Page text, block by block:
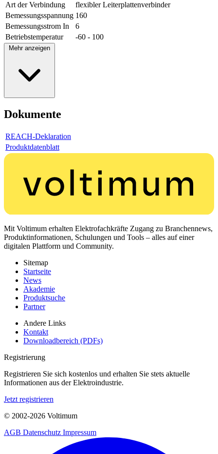
Art der Verbindung
flexibler Leiterplattenverbinder
Bemessungsspannung 160
Bemessungsstrom In
6
Betriebstemperatur
-60 - 100
Mehr anzeigen
Dokumente
REACH-Deklaration
Produktdatenblatt
Mit Voltimum erhalten Elektrofachkräfte Zugang zu Branchennews,
Produktinformationen, Schulungen und Tools – alles auf einer
digitalen Plattform und Community.
Sitemap
Startseite
News
Akademie
Produktsuche
Partner
Andere Links
Kontakt
Downloadbereich (PDFs)
Registrierung
Registrieren Sie sich kostenlos und erhalten Sie stets aktuelle
Informationen aus der Elektroindustrie.
Jetzt registrieren
© 2002-2026 Voltimum
AGB Datenschutz Impressum